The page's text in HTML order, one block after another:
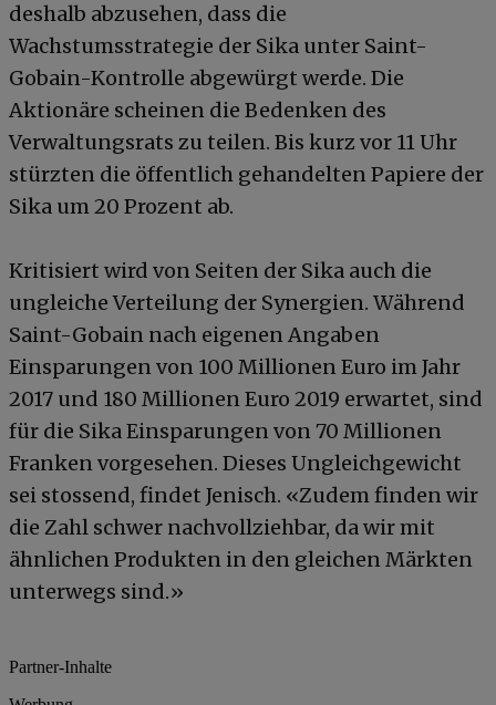
deshalb abzusehen, dass die
Wachstumsstrategie der Sika unter Saint-
Gobain-Kontrolle abgewürgt werde. Die
Aktionäre scheinen die Bedenken des
Verwaltungsrats zu teilen. Bis kurz vor 11 Uhr
stürzten die öffentlich gehandelten Papiere der
Sika um 20 Prozent ab.
Kritisiert wird von Seiten der Sika auch die
ungleiche Verteilung der Synergien. Während
Saint-Gobain nach eigenen Angaben
Einsparungen von 100 Millionen Euro im Jahr
2017 und 180 Millionen Euro 2019 erwartet, sind
für die Sika Einsparungen von 70 Millionen
Franken vorgesehen. Dieses Ungleichgewicht
sei stossend, findet Jenisch. «Zudem finden wir
die Zahl schwer nachvollziehbar, da wir mit
ähnlichen Produkten in den gleichen Märkten
unterwegs sind.»
Partner-Inhalte